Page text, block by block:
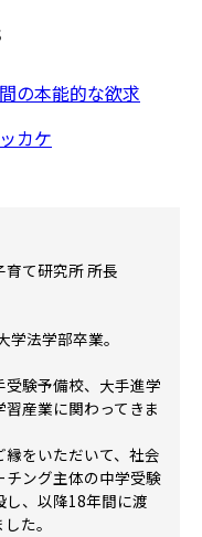
の本能的な欲求
カケ
て研究所 所長
法学部卒業。
験予備校、大手進学
産業に関わってきま
をいただいて、社会
チング主体の中学受験
し、以降18年間に渡
た。